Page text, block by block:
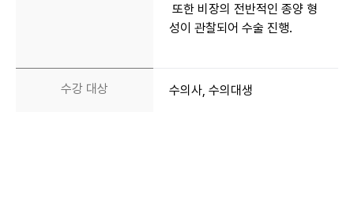
또한 비장의 전반적인 종양 형
성이 관찰되어 수술 진행.
수강 대상 수의사, 수의대생